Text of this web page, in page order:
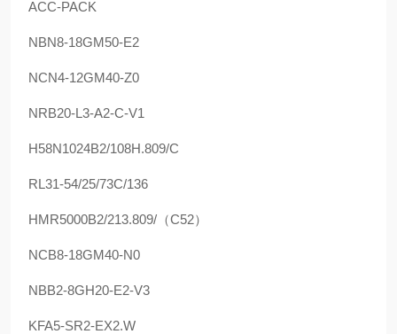
ACC-PACK
NBN8-18GM50-E2
NCN4-12GM40-Z0
NRB20-L3-A2-C-V1
H58N1024B2/108H.809/C
RL31-54/25/73C/136
HMR5000B2/213.809/（C52）
NCB8-18GM40-N0
NBB2-8GH20-E2-V3
KFA5-SR2-EX2.W